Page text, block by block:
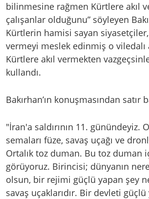
bilinmesine rağmen Kürtlere akıl
çalışanlar olduğunu” söyleyen
Kürtlerin hamisi sayan siyasetçiler,
vermeyi meslek edinmiş o viledalı
Kürtlere akıl vermekten
kullandı.
Bakırhan’ın konuşmasından satır
"İran'a saldırının 11. günündeyiz.
semaları füze, savaş uçağı ve
Ortalık toz duman. Bu toz duman
görüyoruz. Birincisi; dünyanın
olsun, bir rejimi güçlü yapan şey
savaş uçaklarıdır. Bir devleti güçlü